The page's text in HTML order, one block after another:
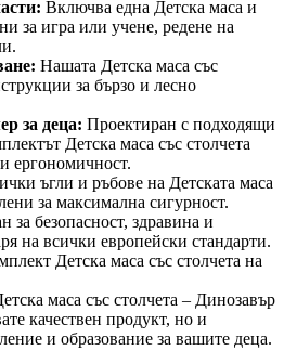
Включва една Детска маса и
за игра или учене, редене на
Нашата Детска маса със
за бързо и лесно
за деца: Проектиран с подходящи
Детска маса със столчета
ергономичност.
ъгли и ръбове на Детската маса
за максимална сигурност.
за безопасност, здравина и
на всички европейски стандарти.
Детска маса със столчета на
маса със столчета – Динозавър
качествен продукт, но и
и образование за вашите деца.